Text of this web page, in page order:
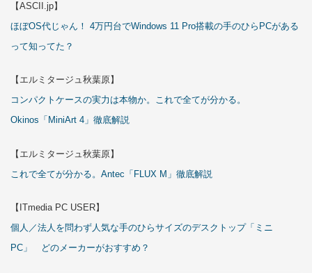
【ASCII.jp】
ほぼOS代じゃん！ 4万円台でWindows 11 Pro搭載の手のひらPCがある
って知ってた？
【エルミタージュ秋葉原】
コンパクトケースの実力は本物か。これで全てが分かる。
Okinos「MiniArt 4」徹底解説
【エルミタージュ秋葉原】
これで全てが分かる。Antec「FLUX M」徹底解説
【ITmedia PC USER】
個人／法人を問わず人気な手のひらサイズのデスクトップ「ミニ
PC」 どのメーカーがおすすめ？